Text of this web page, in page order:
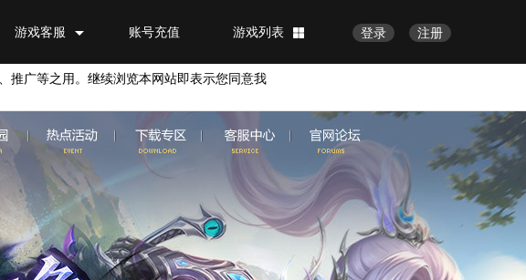
注册
登录
游戏列表
账号充值
游戏客服
推广等之用。继续浏览本网站即表示您同意我